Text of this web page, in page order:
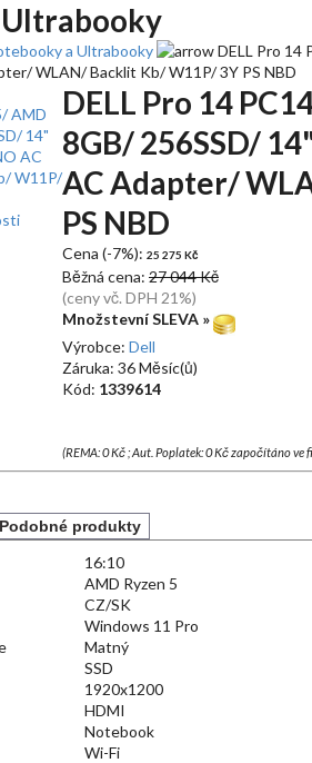
a Ultrabooky
DELL Pro 14
WLAN/ Backlit Kb/ W11P/ 3Y PS NBD
DELL Pro 14
8GB/ 256SSD/
AC Adapter/
PS NBD
Cena (-7%): 25 275 Kč
Běžná cena: 27 044 Kč
(ceny vč. DPH 21%)
Množstevní SLEVA »
Výrobce: Dell
Záruka: 36 Měsíc(ů)
Kód: 1339614
(REMA: 0 Kč ; Aut. Poplatek: 0 Kč započítáno
Podobné produkty
16:10
AMD Ryzen 5
CZ/SK
Windows 11 Pro
Matný
SSD
1920x1200
HDMI
Notebook
Wi-Fi